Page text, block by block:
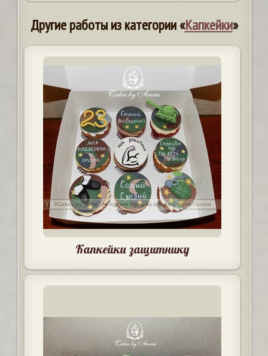
Другие работы из категории «Капкейки»
Капкейки защитнику